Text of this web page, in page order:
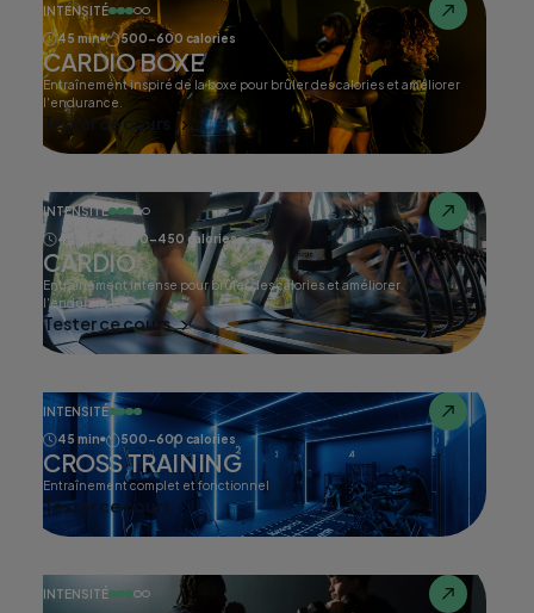
INTENSITÉ
45 min
500-600 calories
CARDIO BOXE
Entraînement inspiré de la boxe pour brûler des calories et améliorer
l'endurance.
Tester ce cours
INTENSITÉ
45 min
400-450 calories
CARDIO
Entraînement intense pour brûler des calories et améliorer
l'endurance.
Tester ce cours
INTENSITÉ
45 min
500-600 calories
CROSS TRAINING
Entraînement complet et fonctionnel
Tester ce cours
INTENSITÉ